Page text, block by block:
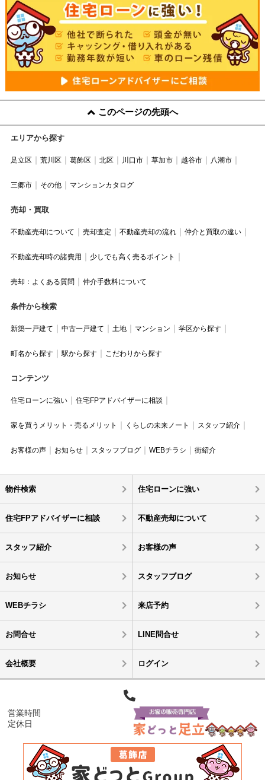
このページの先頭へ
エリアから探す
足立区 荒川区 葛飾区 北区 川口市 草加市 越谷市 八潮市
三郷市 その他 マンションカタログ
売却・買取
不動産売却について 売却査定 不動産売却の流れ 仲介と買取の違い
不動産売却時の諸費用 少しでも高く売るポイント
売却：よくある質問 仲介手数料について
条件から検索
新築一戸建て 中古一戸建て 土地 マンション 学区から探す
町名から探す 駅から探す こだわりから探す
コンテンツ
住宅ローンに強い 住宅FPアドバイザーに相談
家を買うメリット・売るメリット くらしの未来ノート スタッフ紹介
お客様の声 お知らせ スタッフブログ WEBチラシ 街紹介
物件検索 住宅ローンに強い
住宅FPアドバイザーに相談 不動産売却について
スタッフ紹介 お客様の声
お知らせ スタッフブログ
WEBチラシ 来店予約
お問合せ LINE問合せ
会社概要 ログイン
営業時間
定休日